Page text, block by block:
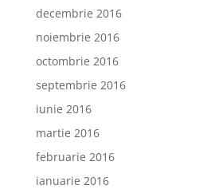
decembrie 2016
noiembrie 2016
octombrie 2016
septembrie 2016
iunie 2016
martie 2016
februarie 2016
ianuarie 2016